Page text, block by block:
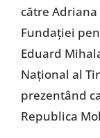
către
Fundaţiei
Eduard
Naţional al
prezentând
Republica